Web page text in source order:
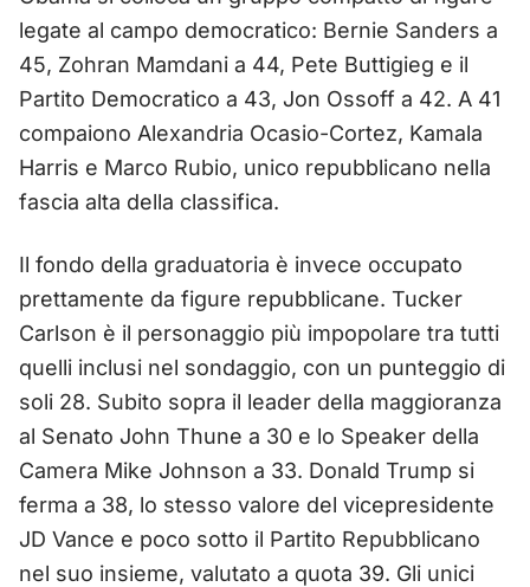
legate al campo democratico: Bernie Sanders a
45, Zohran Mamdani a 44, Pete Buttigieg e il
Partito Democratico a 43, Jon Ossoff a 42. A 41
compaiono Alexandria Ocasio-Cortez, Kamala
Harris e Marco Rubio, unico repubblicano nella
fascia alta della classifica.
Il fondo della graduatoria è invece occupato
prettamente da figure repubblicane. Tucker
Carlson è il personaggio più impopolare tra tutti
quelli inclusi nel sondaggio, con un punteggio di
soli 28. Subito sopra il leader della maggioranza
al Senato John Thune a 30 e lo Speaker della
Camera Mike Johnson a 33. Donald Trump si
ferma a 38, lo stesso valore del vicepresidente
JD Vance e poco sotto il Partito Repubblicano
nel suo insieme, valutato a quota 39. Gli unici